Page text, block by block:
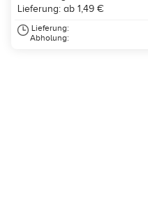
Lieferung: ab 1,49 €
Lieferung:
Abholung: